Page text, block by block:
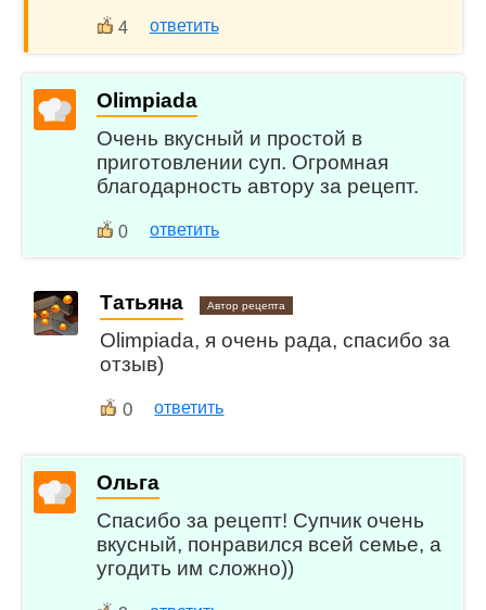
4 ответить
Olimpiada
Очень вкусный и простой в
приготовлении суп. Огромная
благодарность автору за рецепт.
0 ответить
Татьяна Автор рецепта
Olimpiada, я очень рада, спасибо за
отзыв)
0 ответить
Ольга
Спасибо за рецепт! Супчик очень
вкусный, понравился всей семье, а
угодить им сложно))